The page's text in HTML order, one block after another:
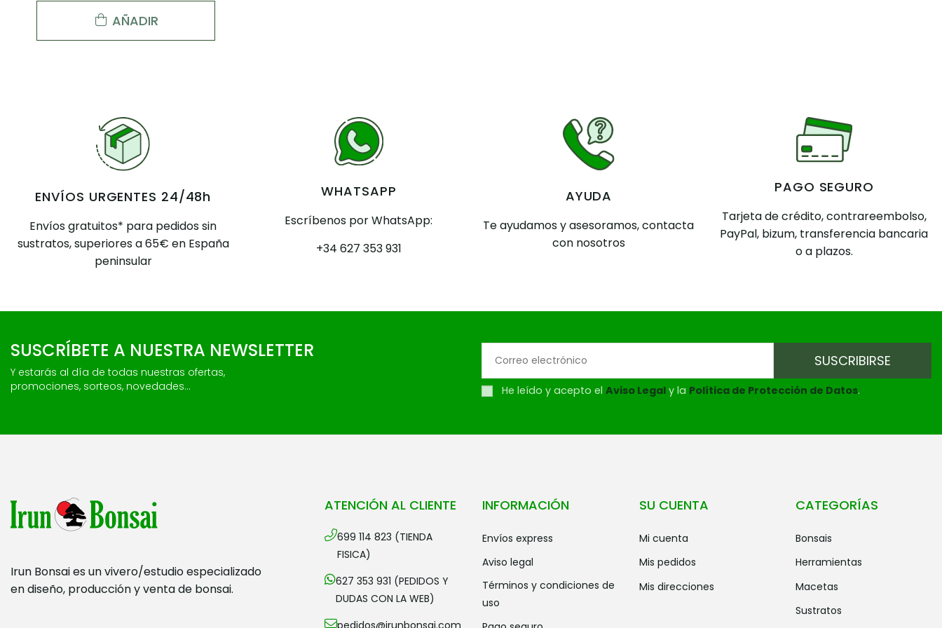
AÑADIR
ENVÍOS URGENTES 24/48h
Envíos gratuitos* para pedidos sin
sustratos, superiores a 65€ en España
peninsular
WHATSAPP
Escríbenos por WhatsApp:
+34 627 353 931
AYUDA
Te ayudamos y asesoramos, contacta
con nosotros
PAGO SEGURO
Tarjeta de crédito, contrareembolso,
PayPal, bizum, transferencia bancaria
o a plazos.
SUSCRÍBETE A NUESTRA NEWSLETTER
Y estarás al día de todas nuestras ofertas,
promociones, sorteos, novedades...
He leído y acepto el Aviso Legal y la Política de Protección de Datos.
Irun Bonsai es un vivero/estudio especializado
en diseño, producción y venta de bonsai.
ATENCIÓN AL CLIENTE
699 114 823 (TIENDA
FISICA)
627 353 931 (PEDIDOS Y
DUDAS CON LA WEB)
INFORMACIÓN
envíos express
aviso legal
términos y condiciones de
uso
SU CUENTA
mi cuenta
mis pedidos
mis direcciones
CATEGORÍAS
bonsais
herramientas
macetas
sustratos